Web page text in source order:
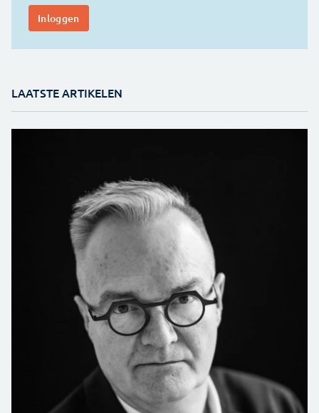
LAATSTE ARTIKELEN